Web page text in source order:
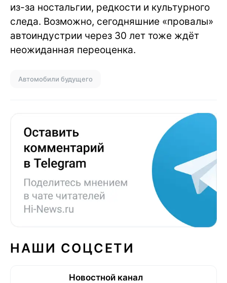
из-за ностальгии, редкости и культурного
следа. Возможно, сегодняшние «провалы»
автоиндустрии через 30 лет тоже ждёт
неожиданная переоценка.
Автомобили будущего
НАШИ СОЦСЕТИ
Новостной канал